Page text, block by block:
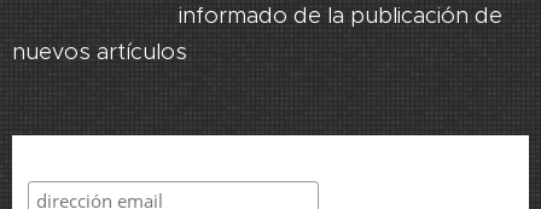
informado de la publicación de
nuevos artículos.